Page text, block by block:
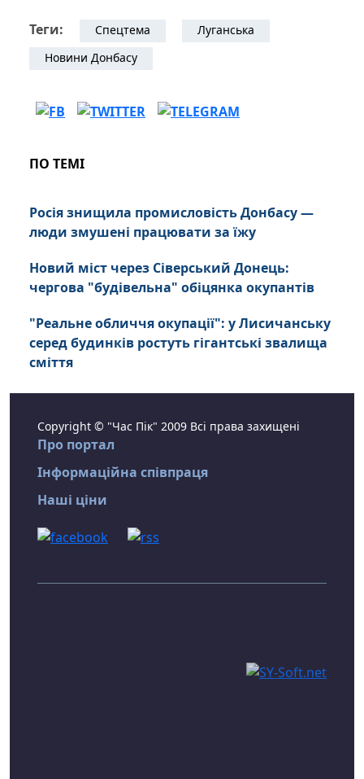
Теги: Спецтема
Луганська
Новини Донбасу
ПО ТЕМІ
Росія знищила промисловість Донбасу —
люди змушені працювати за їжу
Новий міст через Сіверський Донець:
чергова "будівельна" обіцянка окупантів
"Реальне обличчя окупації": у Лисичанську
серед будинків ростуть гігантські звалища
сміття
Copyright © "Час Пік" 2009 Всі права захищені
Про портал
Інформаційна співпраця
Наші ціни